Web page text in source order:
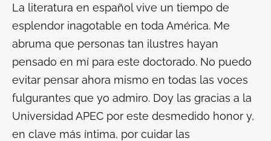
La literatura en español vive un tiempo de
esplendor inagotable en toda América. Me
abruma que personas tan ilustres hayan
pensado en mí para este doctorado. No puedo
evitar pensar ahora mismo en todas las voces
fulgurantes que yo admiro. Doy las gracias a la
Universidad APEC por este desmedido honor y,
en clave más íntima, por cuidar las